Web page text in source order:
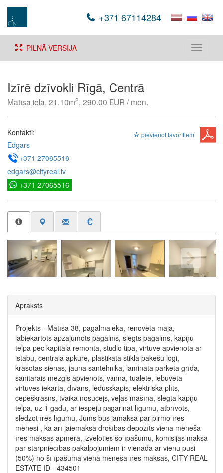
+371 67114284
Toggle
PILNĀ VERSIJA
Izīrē dzīvokli Rīgā, Centrā
Matīsa iela, 21.10m2, 290.00 EUR / mēn.
pievienot favorītiem
Kontakti:
Edgars
+371 27065516
edgars@cityreal.lv
+371 27065516
Apraksts
Projekts - Matīsa 38, pagalma ēka, renovēta māja,
labiekārtots apzaļumots pagalms, slēgts pagalms, kāpņu
telpa pēc kapitālā remonta, studio tipa, virtuve apvienota ar
istabu, centrālā apkure, plastikāta stikla pakešu logi,
krāsotas sienas, jauna santehnika, lamināta parketa grīda,
sanitārais mezgls apvienots, vanna, tualete, iebūvēta
virtuves iekārta, dīvāns, ledusskapis, elektriskā plīts,
cepeškrāsns, tvaika nosūcējs, veļas mašīna, slēgta kāpņu
telpa, uz 1 gadu, ar iespēju pagarināt līgumu, atbrīvots,
slēdzot īres līgumu, Jums būs jāmaksā par pirmo īres
mēnesi , kā arī jāiemaksā drošības depozīts viena mēneša
īres maksas apmērā, izvēloties šo īpašumu, komisijas maksa
par starpniecības pakalpojumiem ir vienāda ar vienu pusi
(50%) no šī īpašuma viena mēneša īres maksas, CITY REAL
ESTATE ID - 434501